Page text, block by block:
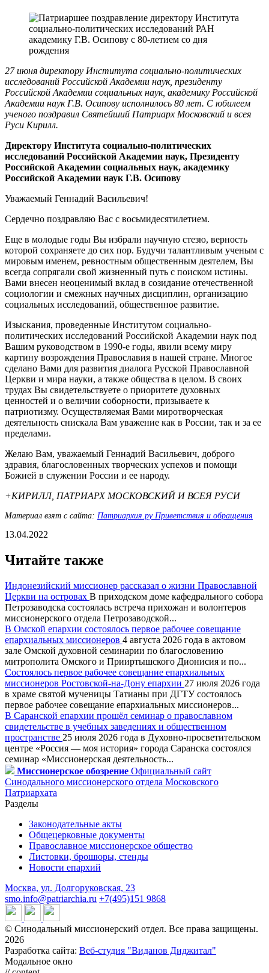
27 июня директору Института социально-политических
исследований Российской Академии наук, президенту
Российской Академии социальных наук, академику Российской
Академии наук Г.В. Осипову исполнилось 80 лет. С юбилеем
ученого поздравил Святейший Патриарх Московский и всея
Руси Кирилл.
Директору Института социально-политических
исследований Российской Академии наук, Президенту
Российской Академии социальных наук, академику
Российской Академии наук Г.В. Осипову
Уважаемый Геннадий Васильевич!
Сердечно поздравляю Вас с восьмидесятилетием.
Еще в молодые годы Вы избрали научную стезю, верность
которой сохраняете до сих пор. Будучи талантливым ученым с
мировым именем, ревностным общественным деятелем, Вы
всегда сопрягали свой жизненный путь с поиском истины.
Вами внесен неоценимый вклад в созидание отечественной
социологии и смежных научных дисциплин, организацию
социальных исследований, общественное развитие.
Изыскания, проведенные Институтом социально-
политических исследований Российской Академии наук под
Вашим руководством в 1990-е годы, явили всему миру
картину возрождения Православия в нашей стране. Многое
сделано Вами для развития диалога Русской Православной
Церкви и мира науки, а также общества в целом. В своих
трудах Вы свидетельствуете о приоритете духовных
ценностей и о величии соборности, призываете к
патриотизму. Осуществляемая Вами миротворческая
деятельность снискала Вам уважение как в России, так и за ее
пределами.
Желаю Вам, уважаемый Геннадий Васильевич, доброго
здравия, благословенных творческих успехов и помощи
Божией в служении России и ее народу.
+КИРИЛЛ, ПАТРИАРХ МОСКОВСКИЙ И ВСЕЯ РУСИ
Материал взят с сайта: Патриархия.ру Приветствия и обращения
13.04.2022
Читайте также
Индонезийский миссионер рассказал о жизни Православной
Церкви на островах В приходском доме кафедрального собора
Петрозаводска состоялась встреча прихожан и волонтеров
миссионерского отдела Петрозаводской...
В Омской епархии состоялось первое рабочее совещание
епархиальных миссионеров 4 августа 2026 года в актовом
зале Омской духовной семинарии по благословению
митрополита Омского и Прииртышского Дионисия и по...
Состоялось первое рабочее совещание епархиальных
миссионеров Ростовской-на-Дону епархии 27 июля 2026 года
в храме святой мученицы Татианы при ДГТУ состоялось
первое рабочее совещание епархиальных миссионеров...
В Саранской епархии прошёл семинар о православном
свидетельстве в учебных заведениях и общественном
пространстве 25 июля 2026 года в Духовно-просветительском
центре «Россия — моя история» города Саранска состоялся
семинар «Миссионерская деятельность...
Миссионерское обозрение Официальный сайт
Синодального миссионерского отдела Московского
Патриархата
Разделы
Законодательные акты
Общецерковные документы
Православное миссионерское общество
Листовки, брошюры, стенды
Новости епархий
Москва, ул. Долгоруковская, 23
smo.info@patriarchia.ru +7(495)151 9868
© Синодальный миссионерский отдел. Все права защищены.
2026
Разработка сайта: Веб-студия "Виданов Диджитал"
Модальное окно